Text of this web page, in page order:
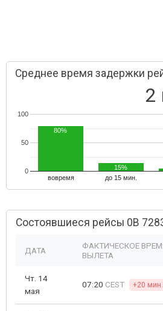
Среднее время задержки
2
вовремя до 15 мин.
0
50
100
80%
15%
Состоявшиеся рейсы 0B
ДАТА
ФАКТИЧЕСКОЕ
ВЫЛЕТА
Чт. 14
мая
07:20 CEST +20 мин.